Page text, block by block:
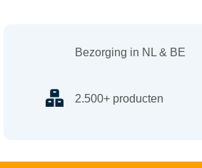
Bezorging in NL & BE
2.500+ producten